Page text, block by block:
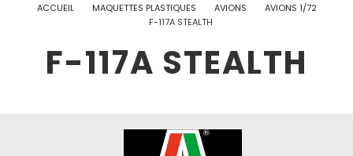
ACCUEIL MAQUETTES PLASTIQUES AVIONS
AVIONS 1/72
F-117A STEALTH
F-117A STEALTH